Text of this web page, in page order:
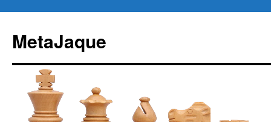
contenido
MetaJaque